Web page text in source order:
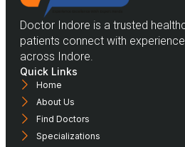
Doctor Indore is a trusted
patients connect with
across Indore.
Quick Links
Home
About Us
Find Doctors
Specializations